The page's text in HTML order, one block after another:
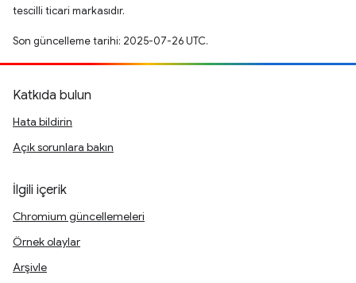
tescilli ticari markasıdır.
Son güncelleme tarihi: 2025-07-26 UTC.
Katkıda bulun
Hata bildirin
Açık sorunlara bakın
İlgili içerik
Chromium güncellemeleri
Örnek olaylar
Arşivle